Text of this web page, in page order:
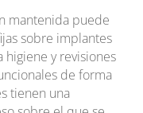
mantenida puede
sobre implantes
higiene y revisiones
de forma
tienen una